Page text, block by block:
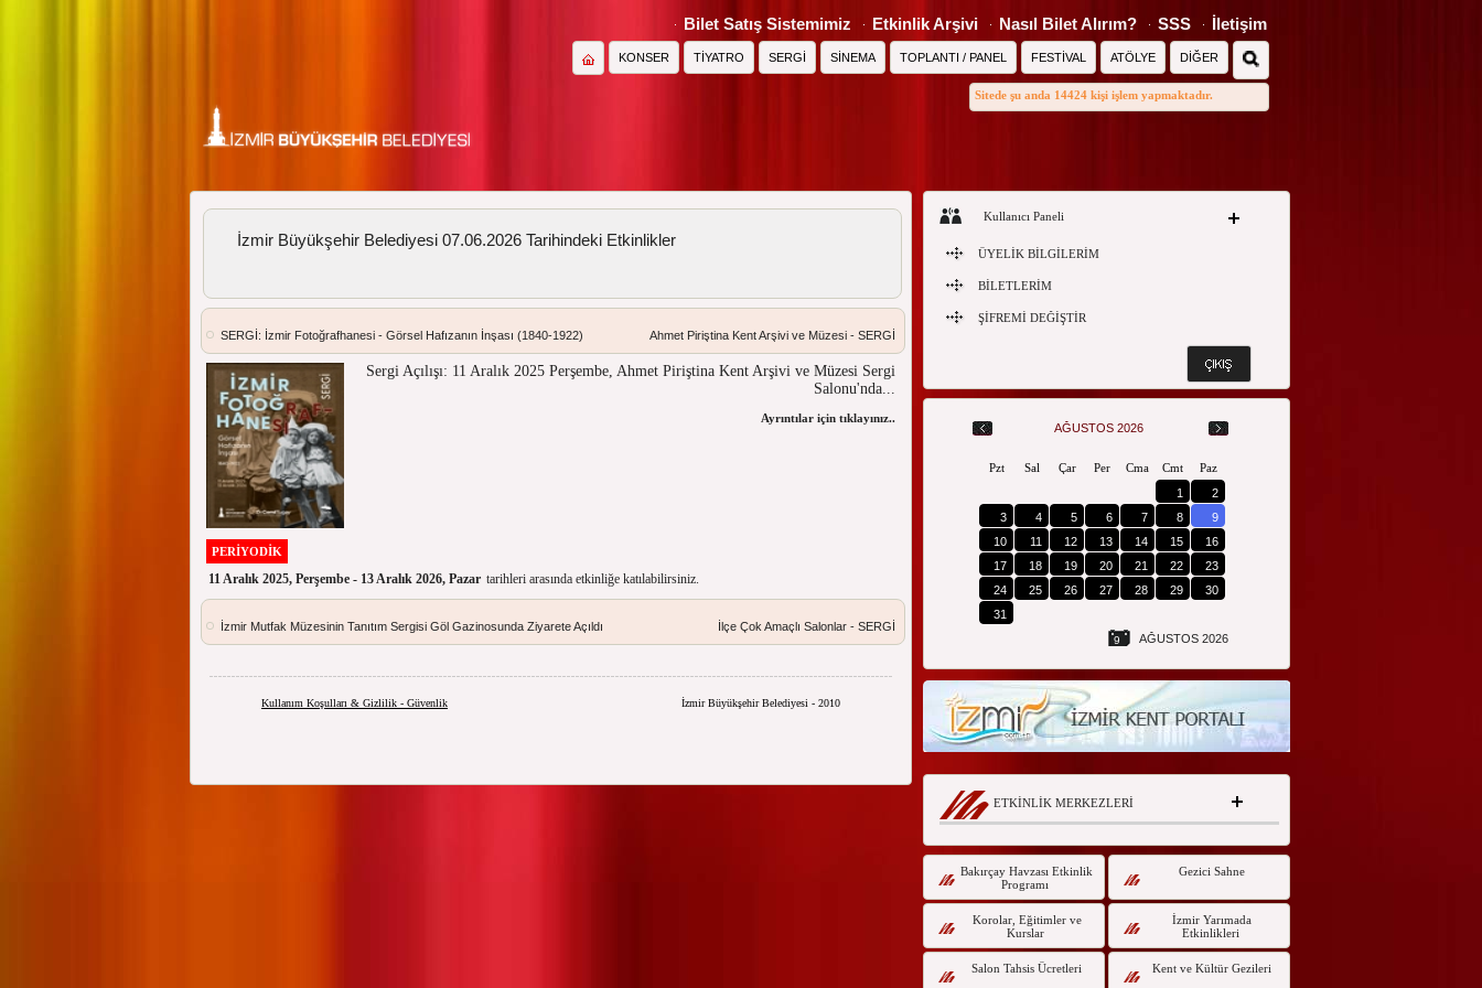
İletişim
SSS
Nasıl Bilet Alırım?
Etkinlik Arşivi
Bilet Satış Sistemimiz
DİĞER
ATÖLYE
FESTİVAL
TOPLANTI / PANEL
SİNEMA
SERGİ
TİYATRO
KONSER
Sitede şu anda 14424 kişi işlem yapmaktadır.
İzmir Büyükşehir Belediyesi 07.06.2026 Tarihindeki Etkinlikler
SERGİ: İzmir Fotoğrafhanesi - Görsel Hafızanın İnşası (1840-1922) Ahmet Piriştina Kent Arşivi ve Müzesi - SERGİ
Sergi Açılışı: 11 Aralık 2025 Perşembe, Ahmet Piriştina Kent Arşivi ve Müzesi Sergi
Salonu'nda...
Ayrıntılar için tıklayınız...
PERİYODİK
11 Aralık 2025, Perşembe - 13 Aralık 2026, Pazar tarihleri arasında etkinliğe katılabilirsiniz.
İzmir Mutfak Müzesinin Tanıtım Sergisi Göl Gazinosunda Ziyarete Açıldı İlçe Çok Amaçlı Salonlar - SERGİ
Kullanım Koşulları & Gizlilik - Güvenlik İzmir Büyükşehir Belediyesi - 2010
Kullanıcı Paneli
ÜYELİK BİLGİLERİM
BİLETLERİM
ŞİFREMİ DEĞİŞTİR
AĞUSTOS 2026
Pzt Sal Çar Per Cma Cmt
Paz
1
2
3
4 5 6 7 8
9
10
11 12 13 14 15
16
17
18 19 20 21 22
23
24
25 26 27 28 29
30
31
AĞUSTOS 2026
9
ETKİNLİK MERKEZLERİ
Bakırçay Havzası Etkinlik
Programı
Gezici Sahne
Korolar, Eğitimler ve
Kurslar
İzmir Yarımada
Etkinlikleri
Salon Tahsis Ücretleri Kent ve Kültür Gezileri